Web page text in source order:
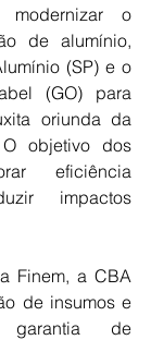
o
de alumínio,
(SP) e o
(GO) para
oriunda da
objetivo dos
eficiência
impactos
Finem, a CBA
de insumos e
garantia de